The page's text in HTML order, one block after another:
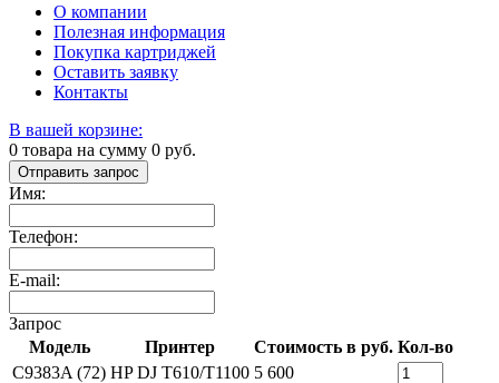
О компании
Полезная информация
Покупка картриджей
Оставить заявку
Контакты
В вашей корзине:
0 товара на сумму 0 руб.
Отправить запрос
Имя:
Телефон:
E-mail:
Запрос
Модель
Принтер Стоимость в руб. Кол-во
C9383A (72) HP DJ T610/T1100 5 600